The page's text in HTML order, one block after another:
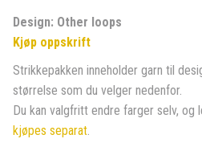
Design: Other loops
Kjøp oppskrift
Strikkepakken inneholder garn til
størrelse som du velger nedenfor.
Du kan valgfritt endre farger selv, og
kjøpes separat.